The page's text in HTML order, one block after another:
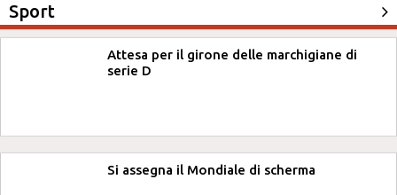
Sport
Attesa per il girone delle marchigiane di
serie D
Si assegna il Mondiale di scherma